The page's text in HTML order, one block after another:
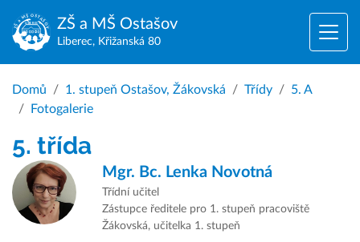
ZŠ a MŠ Ostašov
Liberec, Křižanská 80
Domů 1. stupeň Ostašov, Žákovská Třídy
5. A
Fotogalerie
5. třída
Mgr. Bc. Lenka Novotná
Třídní učitel
Zástupce ředitele pro 1. stupeň pracoviště
Žákovská, učitelka 1. stupeň